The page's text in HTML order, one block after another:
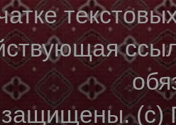
(с)